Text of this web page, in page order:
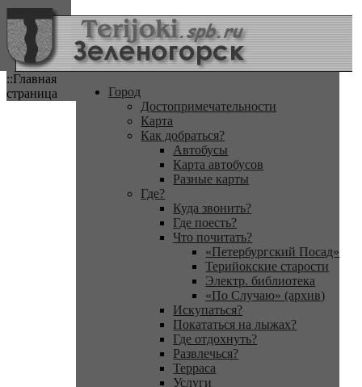
::Главная
страница
Город
Достопримечательности
Карта
Как добраться?
Автобусы
Карта автобусов
Разные карты
Где?
Куда звонить?
Где поесть?
Что почитать?
«Петербургский Посад»
Терийокские старости
Электр. библиотека
«По Случаю» (архив)
Искупаться?
Покататься на лыжах?
Где отдохнуть?
Развлечься?
Терраса
Услуги